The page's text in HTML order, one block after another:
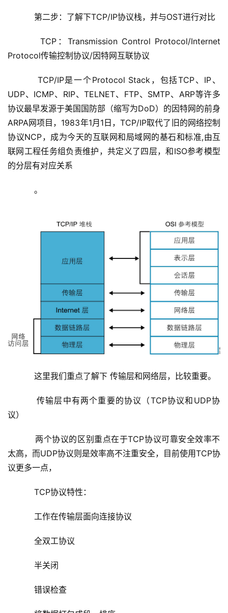
第二步：了解下TCP/IP协议栈，并与OST进行对比
Protocol传输控制协议/因特网互联协议
UDP、ICMP、RIP、TELNET、FTP、SMTP、ARP等许多
协议最早发源于美国国防部（缩写为DoD）的因特网的前身
ARPA网项目，1983年1月1日，TCP/IP取代了旧的网络控制
协议NCP，成为今天的互联网和局域网的基石和标准,由互
联网工程任务组负责维护，共定义了四层，和ISO参考模型
的分层有对应关系
    。
这里我们重点了解下 传输层和网络层，比较重要。
传输层中有两个重要的协议（TCP协议和UDP协
议）
两个协议的区别重点在于TCP协议可靠安全效率不
太高，而UDP协议则是效率高不注重安全，目前使用TCP协
议更多一点，
    TCP协议特性：
    工作在传输层面向连接协议
    全双工协议
    半关闭
    错误检查